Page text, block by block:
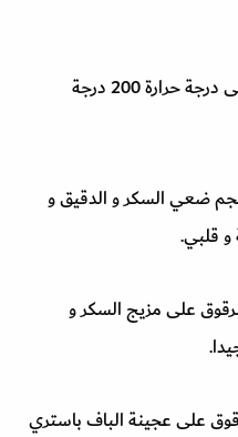
سخني الفرن على درجة حرارة 200 درجة
ضعي السكر و الدقيق و
و قلبي.
على مزيج السكر و
.
على عجينة الباف باستري